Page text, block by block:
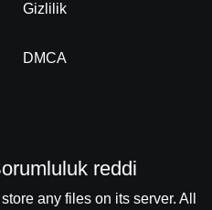
Gizlilik
DMCA
reddi
any files on its server. All